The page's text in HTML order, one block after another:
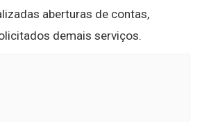
aberturas de contas,
demais serviços.